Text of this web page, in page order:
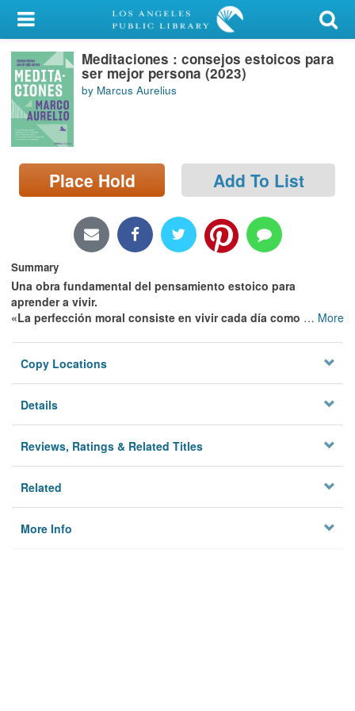
My Account
Library Card
Sign In
Search
Locations/Hours (external
page)
Meditaciones : consejos estoicos para
ser mejor persona (2023)
by Marcus Aurelius
Place Hold Add To List
Summary
Una obra fundamental del pensamiento estoico para
aprender a vivir.
«La perfección moral consiste en vivir cada día como … More
Copy Locations
Details
Reviews, Ratings & Related Titles
Related
More Info